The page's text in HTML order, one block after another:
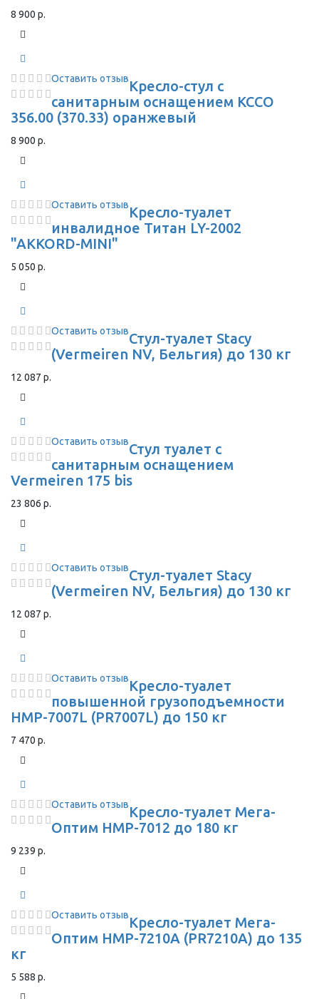
8 900 р.
Оставить отзывКресло-стул с
санитарным оснащением КССО
356.00 (370.33) оранжевый
8 900 р.
Оставить отзывКресло-туалет
инвалидное Титан LY-2002
"AKKORD-MINI"
5 050 р.
Оставить отзывСтул-туалет Stacy
(Vermeiren NV, Бельгия) до 130 кг
12 087 р.
Оставить отзывСтул туалет с
санитарным оснащением
Vermeiren 175 bis
23 806 р.
Оставить отзывСтул-туалет Stacy
(Vermeiren NV, Бельгия) до 130 кг
12 087 р.
Оставить отзывКресло-туалет
повышенной грузоподъемности
HMP-7007L (PR7007L) до 150 кг
7 470 р.
Оставить отзывКресло-туалет Мега-
Оптим HMP-7012 до 180 кг
9 239 р.
Оставить отзывКресло-туалет Мега-
Оптим HMP-7210A (PR7210A) до 135
кг
5 588 р.